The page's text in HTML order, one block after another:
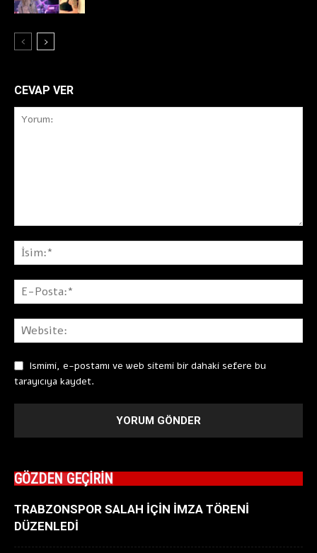
CEVAP VER
Ismimi, e-postamı ve web sitemi bir dahaki sefere bu
tarayıcıya kaydet.
GÖZDEN GEÇİRİN
TRABZONSPOR SALAH İÇİN İMZA TÖRENİ
DÜZENLEDİ